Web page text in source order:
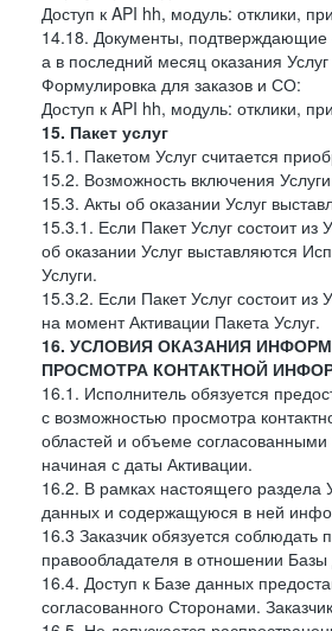
Доступ к API hh, модуль: отклики,
14.18. Документы, подтверждающие
а в последний месяц оказания
Формулировка для заказов и СО:
Доступ к API hh, модуль: отклики,
15. Пакет услуг
15.1. Пакетом Услуг считается
15.2. Возможность включения
15.3. Акты об оказании Услуг
15.3.1. Если Пакет Услуг состоит
об оказании Услуг выставляются
Услуги.
15.3.2. Если Пакет Услуг состоит
на момент Активации Пакета Услуг.
16. УСЛОВИЯ ОКАЗАНИЯ
ПРОСМОТРА КОНТАКТНОЙ
16.1. Исполнитель обязуется
с возможностью просмотра
областей и объеме
начиная с даты Активации.
16.2. В рамках настоящего раздела
данных и содержащуюся в ней
16.3 Заказчик обязуется
правообладателя в отношении
16.4. Доступ к Базе данных
согласованного Сторонами.